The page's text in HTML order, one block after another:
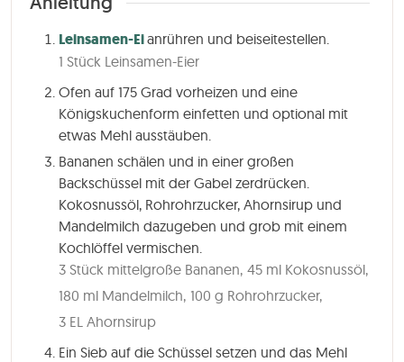
Leinsamen-Eianrühren und beiseitestellen.
1 Stück Leinsamen-Eier
Ofen auf 175 Grad vorheizen und eine
Königskuchenform einfetten und optional mit
etwas Mehl ausstäuben.
Bananen schälen und in einer großen
Backschüssel mit der Gabel zerdrücken.
Kokosnussöl, Rohrohrzucker, Ahornsirup und
Mandelmilch dazugeben und grob mit einem
Kochlöffel vermischen.
3 Stück mittelgroße Bananen, 45 ml Kokosnussöl,
180 ml Mandelmilch, 100 g Rohrohrzucker,
3 EL Ahornsirup
Ein Sieb auf die Schüssel setzen und das Mehl